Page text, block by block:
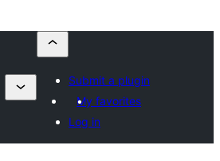
Submit a plugin
My favorites
Log in